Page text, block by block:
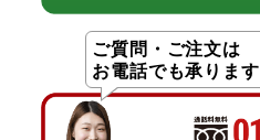
ご質問・ご注文は
お電話でも承ります